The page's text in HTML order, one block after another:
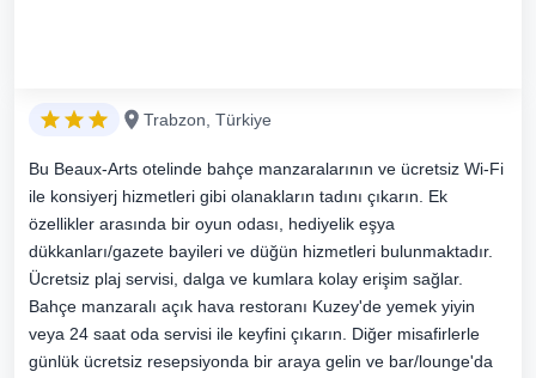
Trabzon, Türkiye
Bu Beaux-Arts otelinde bahçe manzaralarının ve ücretsiz Wi-Fi
ile konsiyerj hizmetleri gibi olanakların tadını çıkarın. Ek
özellikler arasında bir oyun odası, hediyelik eşya
dükkanları/gazete bayileri ve düğün hizmetleri bulunmaktadır.
Ücretsiz plaj servisi, dalga ve kumlara kolay erişim sağlar.
Bahçe manzaralı açık hava restoranı Kuzey'de yemek yiyin
veya 24 saat oda servisi ile keyfini çıkarın. Diğer misafirlerle
günlük ücretsiz resepsiyonda bir araya gelin ve bar/lounge'da